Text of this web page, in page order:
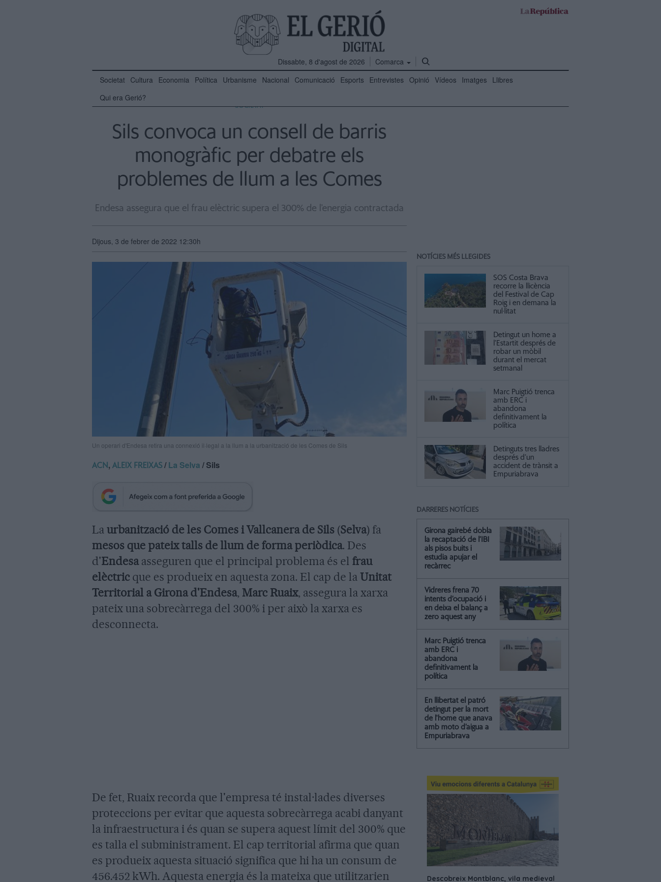
Dissabte, 8 d'agost de 2026
Comarca
Societat Cultura Economia Política Urbanisme Nacional Comunicació Esports Entrevistes Opinió Vídeos Imatges Llibres
Qui era Gerió?
SOCIETAT
Sils convoca un consell de barris
monogràfic per debatre els
problemes de llum a les Comes
Endesa assegura que el frau elèctric supera el 300% de l'energia contractada
Dijous, 3 de febrer de 2022 12:30h
Un operari d'Endesa retira una connexió il·legal a la llum a la urbanització de les Comes de Sils
ACN , ALEIX FREIXAS /La Selva / Sils
Laurbanització de les Comes i Vallcanera de Sils (Selva) fa
mesos que pateix talls de llum de forma periòdica. Des
d'Endesaasseguren que el principal problema és el frau
elèctric que es produeix en aquesta zona. El cap de la Unitat
Territorial a Girona d'Endesa, Marc Ruaix, assegura la xarxa
pateix una sobrecàrrega del 300% i per això la xarxa es
desconnecta.
De fet, Ruaix recorda que l'empresa té instal·lades diverses
proteccions per evitar que aquesta sobrecàrrega acabi danyant
la infraestructura i és quan se supera aquest límit del 300% que
es talla el subministrament. El cap territorial afirma que quan
es produeix aquesta situació significa que hi ha un consum de
456.452 kWh. Aquesta energia és la mateixa que utilitzarien
NOTÍCIES MÉS LLEGIDES
SOS Costa Brava
recorre la llicència
del Festival de Cap
Roig i en demana la
nul·litat
Detingut un home a
l’Estartit després de
robar un mòbil
durant el mercat
setmanal
Marc Puigtió trenca
amb ERC i
abandona
definitivament la
política
Detinguts tres lladres
després d’un
accident de trànsit a
Empuriabrava
DARRERES NOTÍCIES
Girona gairebé dobla
la recaptació de l’IBI
als pisos buits i
estudia apujar el
recàrrec
Vidreres frena 70
intents d’ocupació i
en deixa el balanç a
zero aquest any
Marc Puigtió trenca
amb ERC i
abandona
definitivament la
política
En llibertat el patró
detingut per la mort
de l'home que anava
amb moto d’aigua a
Empuriabrava